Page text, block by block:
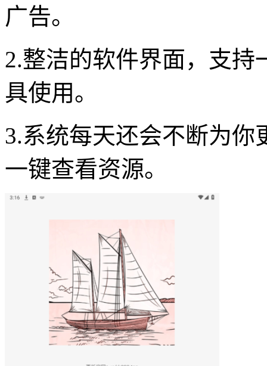
广告。
2.整洁的软件界面，支
具使用。
3.系统每天还会不断为
一键查看资源。